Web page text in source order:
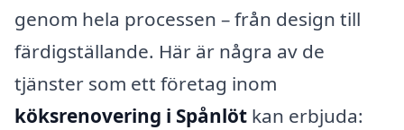
genom hela processen – från design till
färdigställande. Här är några av de
tjänster som ett företag inom
köksrenovering i Spånlöt kan erbjuda: